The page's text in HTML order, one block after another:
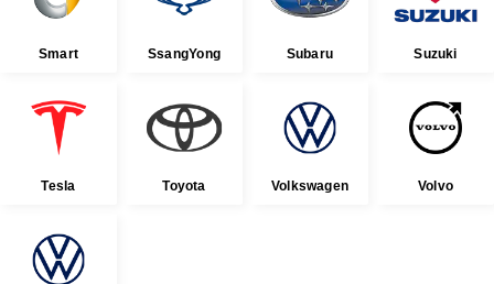
Smart SsangYong Subaru Suzuki
Tesla Toyota Volkswagen Volvo